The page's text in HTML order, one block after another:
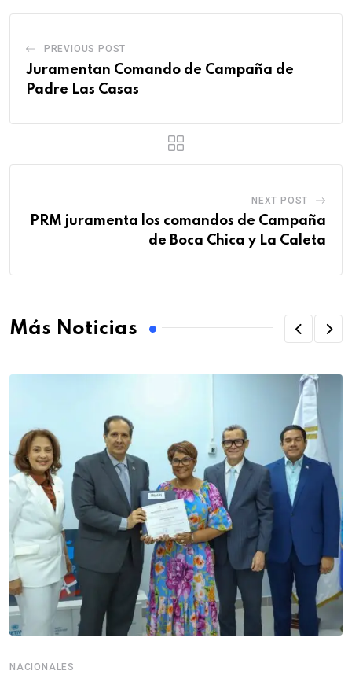
PREVIOUS POST
Juramentan Comando de Campaña de
Padre Las Casas
NEXT POST
PRM juramenta los comandos de Campaña
de Boca Chica y La Caleta
Más Noticias
NACIONALES